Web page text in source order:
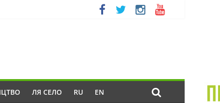
ЛЯ СЕЛО RU EN